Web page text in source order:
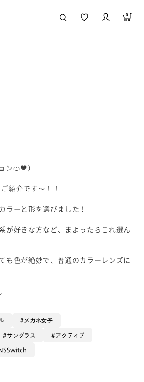
0
ン🍊🧡）
紹介です〜！！
ラーと形を選びました！
が好きな方など、まよったらこれ選ん
も色が絶妙で、普通のカラーレンズに
メガネ女子
サングラス アクティブ